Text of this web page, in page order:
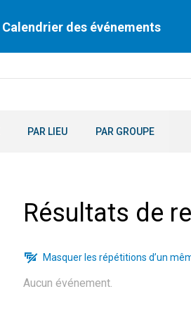
Calendrier des événements
PAR LIEU PAR GROUPE
Résultats de
Masquer les répétitions d’un
Aucun événement.